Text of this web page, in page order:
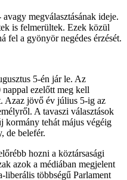
megválasztásának ideje.
is felmerültek. Ezek közül
fel a gyönyör negédes érzését.
5-én jár le. Az
ezelőtt meg kell
Azaz jövő év július 5-ig az
A tavaszi választások
kormány tehát május végéig
de belefér.
hozni a köztársasági
azok a médiában megjelent
liberális többségű Parlament